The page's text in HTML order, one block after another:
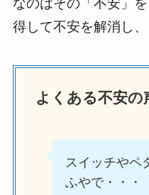
なのはその「不安」
得して不安を解消し
よくある不安の
スイッチやペ
ふやで・・・